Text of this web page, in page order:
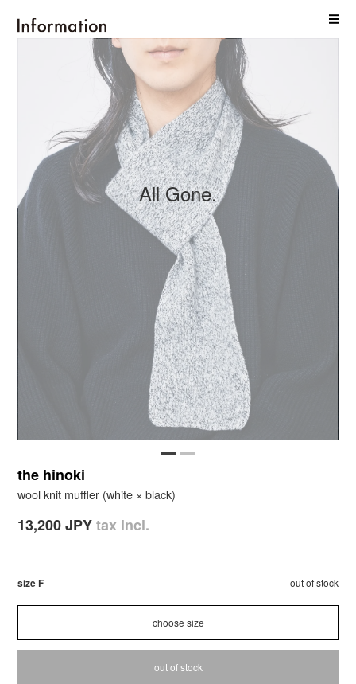
the hinoki
wool knit muffler (white × black)
13,200 JPYtax incl.
size F out of stock
out of stock